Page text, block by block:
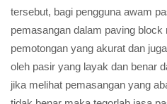
tersebut, bagi pengguna awam
pemasangan dalam paving
pemotongan yang akurat dan
oleh pasir yang layak dan benar
jika melihat pemasangan yang